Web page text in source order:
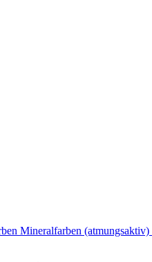
Mineralfarben (atmungsaktiv)